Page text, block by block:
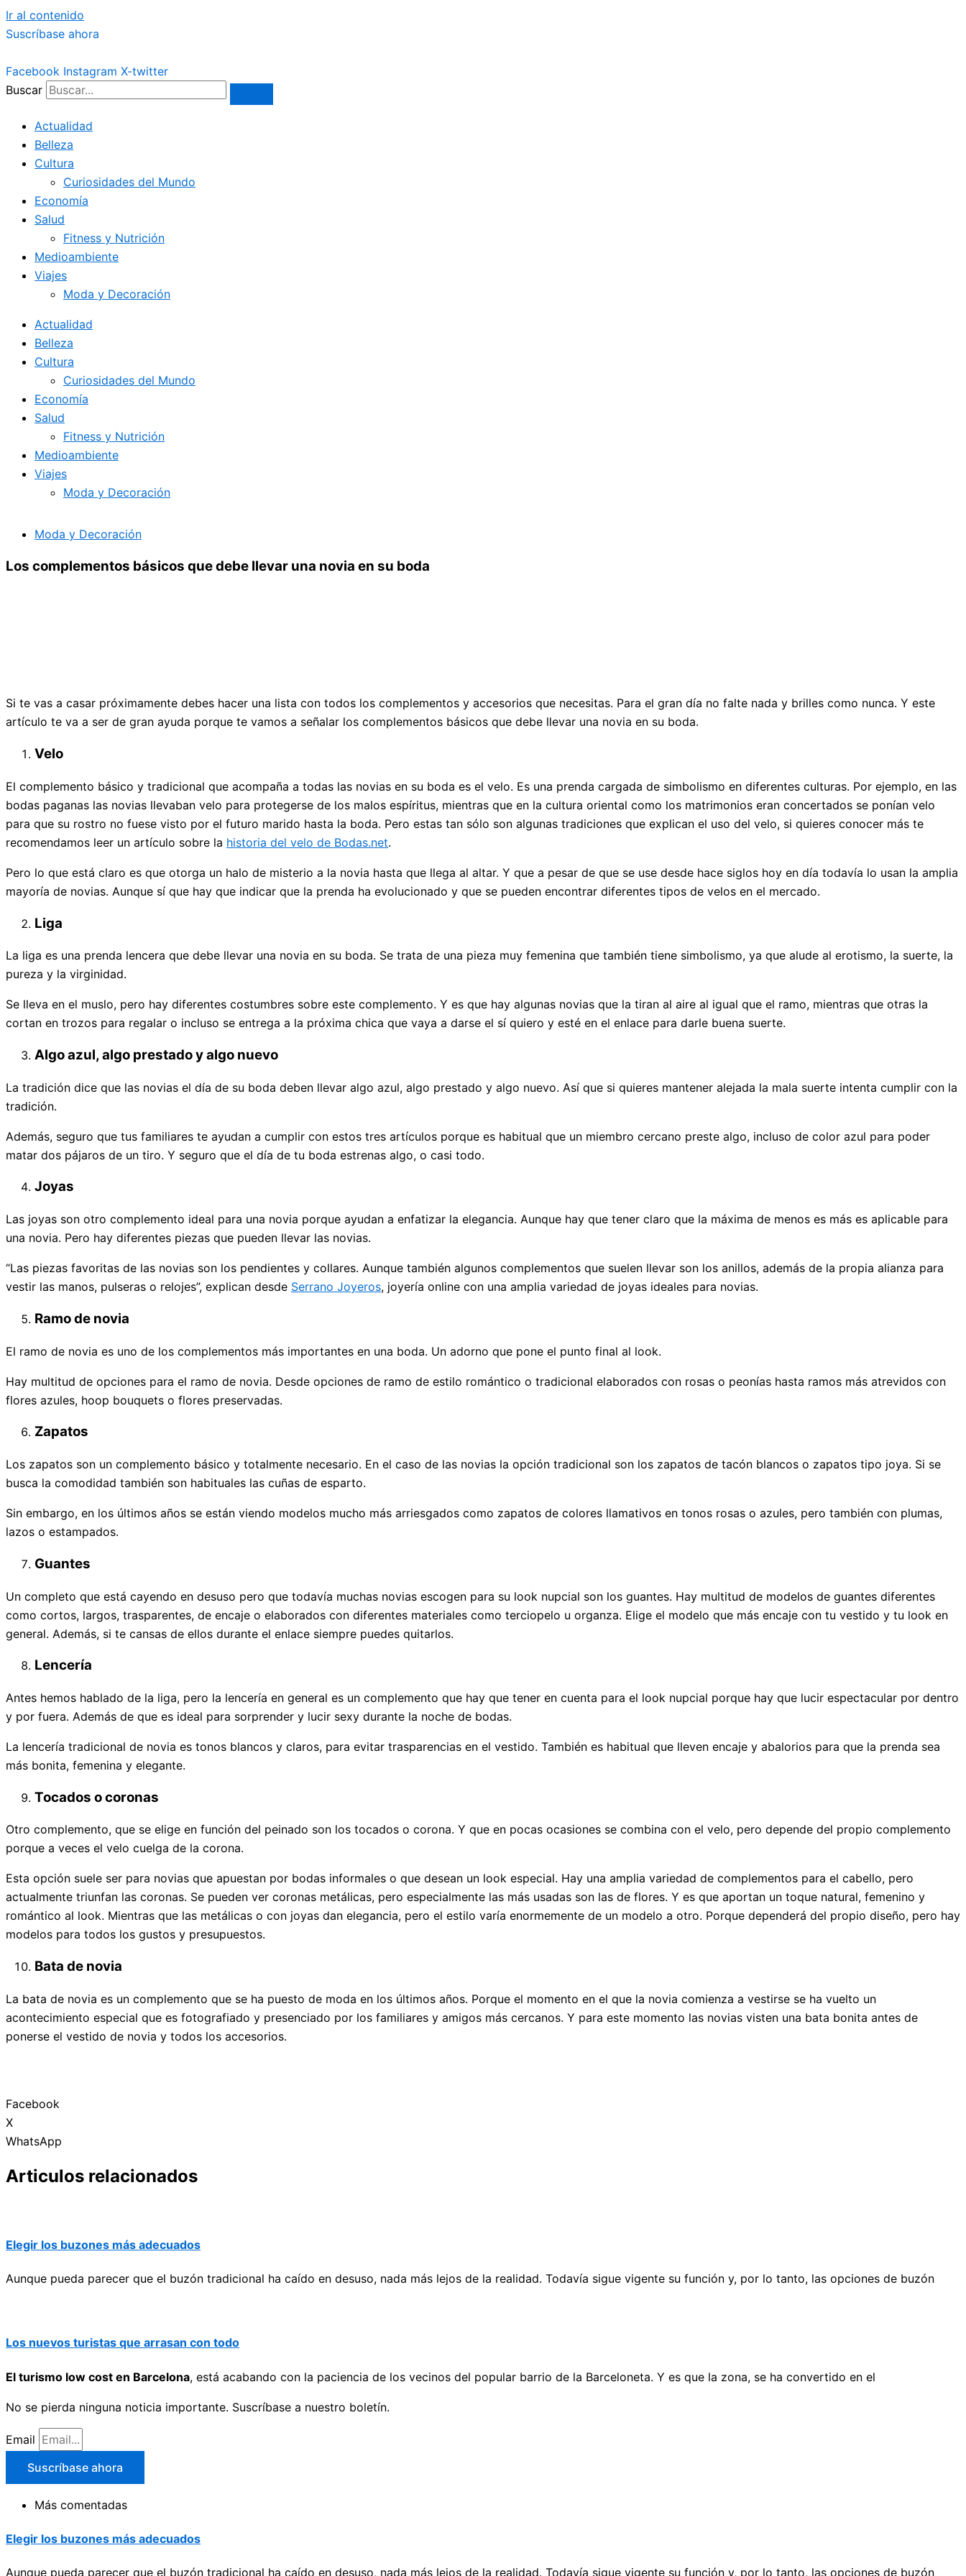
Ir al contenido
Suscríbase ahora
Facebook Instagram X-twitter
Buscar
Actualidad
Belleza
Cultura
Curiosidades del Mundo
Economía
Salud
Fitness y Nutrición
Medioambiente
Viajes
Moda y Decoración
Actualidad
Belleza
Cultura
Curiosidades del Mundo
Economía
Salud
Fitness y Nutrición
Medioambiente
Viajes
Moda y Decoración
Moda y Decoración
Los complementos básicos que debe llevar una novia en su boda
Si te vas a casar próximamente debes hacer una lista con todos los complementos y accesorios que necesitas. Para el gran día no falte nada y brilles como nunca. Y este
artículo te va a ser de gran ayuda porque te vamos a señalar los complementos básicos que debe llevar una novia en su boda.
Velo
El complemento básico y tradicional que acompaña a todas las novias en su boda es el velo. Es una prenda cargada de simbolismo en diferentes culturas. Por ejemplo, en las
bodas paganas las novias llevaban velo para protegerse de los malos espíritus, mientras que en la cultura oriental como los matrimonios eran concertados se ponían velo
para que su rostro no fuese visto por el futuro marido hasta la boda. Pero estas tan sólo son algunas tradiciones que explican el uso del velo, si quieres conocer más te
recomendamos leer un artículo sobre la historia del velo de Bodas.net.
Pero lo que está claro es que otorga un halo de misterio a la novia hasta que llega al altar. Y que a pesar de que se use desde hace siglos hoy en día todavía lo usan la amplia
mayoría de novias. Aunque sí que hay que indicar que la prenda ha evolucionado y que se pueden encontrar diferentes tipos de velos en el mercado.
Liga
La liga es una prenda lencera que debe llevar una novia en su boda. Se trata de una pieza muy femenina que también tiene simbolismo, ya que alude al erotismo, la suerte, la
pureza y la virginidad.
Se lleva en el muslo, pero hay diferentes costumbres sobre este complemento. Y es que hay algunas novias que la tiran al aire al igual que el ramo, mientras que otras la
cortan en trozos para regalar o incluso se entrega a la próxima chica que vaya a darse el sí quiero y esté en el enlace para darle buena suerte.
Algo azul, algo prestado y algo nuevo
La tradición dice que las novias el día de su boda deben llevar algo azul, algo prestado y algo nuevo. Así que si quieres mantener alejada la mala suerte intenta cumplir con la
tradición.
Además, seguro que tus familiares te ayudan a cumplir con estos tres artículos porque es habitual que un miembro cercano preste algo, incluso de color azul para poder
matar dos pájaros de un tiro. Y seguro que el día de tu boda estrenas algo, o casi todo.
Joyas
Las joyas son otro complemento ideal para una novia porque ayudan a enfatizar la elegancia. Aunque hay que tener claro que la máxima de menos es más es aplicable para
una novia. Pero hay diferentes piezas que pueden llevar las novias.
“Las piezas favoritas de las novias son los pendientes y collares. Aunque también algunos complementos que suelen llevar son los anillos, además de la propia alianza para
vestir las manos, pulseras o relojes”, explican desde Serrano Joyeros, joyería online con una amplia variedad de joyas ideales para novias.
Ramo de novia
El ramo de novia es uno de los complementos más importantes en una boda. Un adorno que pone el punto final al look.
Hay multitud de opciones para el ramo de novia. Desde opciones de ramo de estilo romántico o tradicional elaborados con rosas o peonías hasta ramos más atrevidos con
flores azules, hoop bouquets o flores preservadas.
Zapatos
Los zapatos son un complemento básico y totalmente necesario. En el caso de las novias la opción tradicional son los zapatos de tacón blancos o zapatos tipo joya. Si se
busca la comodidad también son habituales las cuñas de esparto.
Sin embargo, en los últimos años se están viendo modelos mucho más arriesgados como zapatos de colores llamativos en tonos rosas o azules, pero también con plumas,
lazos o estampados.
Guantes
Un completo que está cayendo en desuso pero que todavía muchas novias escogen para su look nupcial son los guantes. Hay multitud de modelos de guantes diferentes
como cortos, largos, trasparentes, de encaje o elaborados con diferentes materiales como terciopelo u organza. Elige el modelo que más encaje con tu vestido y tu look en
general. Además, si te cansas de ellos durante el enlace siempre puedes quitarlos.
Lencería
Antes hemos hablado de la liga, pero la lencería en general es un complemento que hay que tener en cuenta para el look nupcial porque hay que lucir espectacular por dentro
y por fuera. Además de que es ideal para sorprender y lucir sexy durante la noche de bodas.
La lencería tradicional de novia es tonos blancos y claros, para evitar trasparencias en el vestido. También es habitual que lleven encaje y abalorios para que la prenda sea
más bonita, femenina y elegante.
Tocados o coronas
Otro complemento, que se elige en función del peinado son los tocados o corona. Y que en pocas ocasiones se combina con el velo, pero depende del propio complemento
porque a veces el velo cuelga de la corona.
Esta opción suele ser para novias que apuestan por bodas informales o que desean un look especial. Hay una amplia variedad de complementos para el cabello, pero
actualmente triunfan las coronas. Se pueden ver coronas metálicas, pero especialmente las más usadas son las de flores. Y es que aportan un toque natural, femenino y
romántico al look. Mientras que las metálicas o con joyas dan elegancia, pero el estilo varía enormemente de un modelo a otro. Porque dependerá del propio diseño, pero hay
modelos para todos los gustos y presupuestos.
Bata de novia
La bata de novia es un complemento que se ha puesto de moda en los últimos años. Porque el momento en el que la novia comienza a vestirse se ha vuelto un
acontecimiento especial que es fotografiado y presenciado por los familiares y amigos más cercanos. Y para este momento las novias visten una bata bonita antes de
ponerse el vestido de novia y todos los accesorios.
Facebook
X
WhatsApp
Articulos relacionados
Elegir los buzones más adecuados
Aunque pueda parecer que el buzón tradicional ha caído en desuso, nada más lejos de la realidad. Todavía sigue vigente su función y, por lo tanto, las opciones de buzón
Los nuevos turistas que arrasan con todo
El turismo low cost en Barcelona, está acabando con la paciencia de los vecinos del popular barrio de la Barceloneta. Y es que la zona, se ha convertido en el
No se pierda ninguna noticia importante. Suscríbase a nuestro boletín.
Email
Suscríbase ahora
Más comentadas
Elegir los buzones más adecuados
Aunque pueda parecer que el buzón tradicional ha caído en desuso, nada más lejos de la realidad. Todavía sigue vigente su función y, por lo tanto, las opciones de buzón